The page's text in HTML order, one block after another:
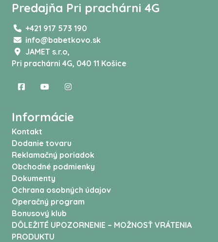
Predajňa Pri prachárni 4G
+421 917 573 190
info@babetkovo.sk
JAMET s.r.o,
Pri prachárni 4G, 040 11 Košice
Informácie
Kontakt
Dodanie tovaru
Reklamačný poriadok
Obchodné podmienky
Dokumenty
Ochrana osobných údajov
Operačný program
Bonusový klub
DÔLEŽITÉ UPOZORNENIE – MOŽNOSŤ VRÁTENIA
PRODUKTU